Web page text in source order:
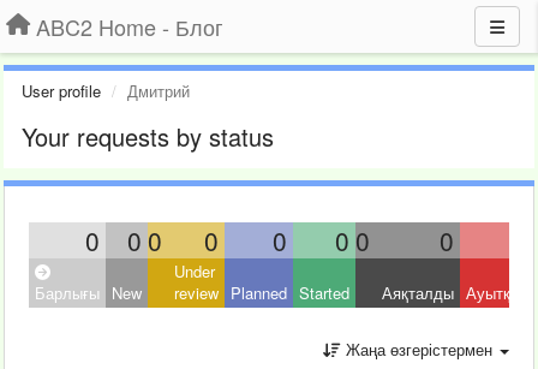
ABC2 Home - Блог
User profile Дмитрий
Your requests by status
0 0 0 0 0 0 0 0
Барлығы New
Under
review Planned Started Аяқталды
Жаңа өзгерістермен